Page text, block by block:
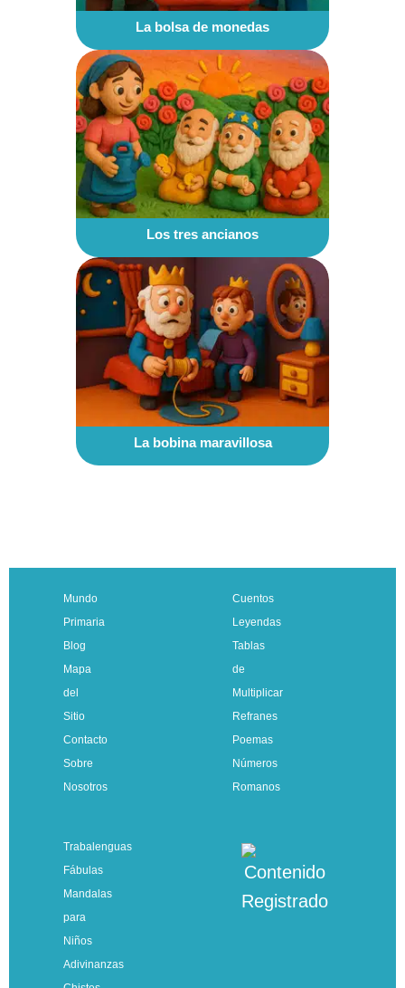
La bolsa de monedas
Los tres ancianos
La bobina maravillosa
Mundo
Primaria
Blog
Mapa
del
Sitio
Contacto
Sobre
Nosotros
Cuentos
Leyendas
Tablas
de
Multiplicar
Refranes
Poemas
Números
Romanos
Trabalenguas
Fábulas
Mandalas
para
Niños
Adivinanzas